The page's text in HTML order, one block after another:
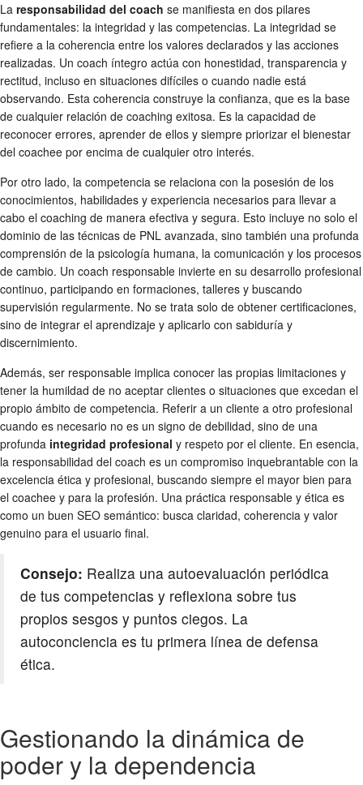
La responsabilidad del coach se manifiesta en dos pilares
fundamentales: la integridad y las competencias. La integridad se
refiere a la coherencia entre los valores declarados y las acciones
realizadas. Un coach íntegro actúa con honestidad, transparencia y
rectitud, incluso en situaciones difíciles o cuando nadie está
observando. Esta coherencia construye la confianza, que es la base
de cualquier relación de coaching exitosa. Es la capacidad de
reconocer errores, aprender de ellos y siempre priorizar el bienestar
del coachee por encima de cualquier otro interés.
Por otro lado, la competencia se relaciona con la posesión de los
conocimientos, habilidades y experiencia necesarios para llevar a
cabo el coaching de manera efectiva y segura. Esto incluye no solo el
dominio de las técnicas de PNL avanzada, sino también una profunda
comprensión de la psicología humana, la comunicación y los procesos
de cambio. Un coach responsable invierte en su desarrollo profesional
continuo, participando en formaciones, talleres y buscando
supervisión regularmente. No se trata solo de obtener certificaciones,
sino de integrar el aprendizaje y aplicarlo con sabiduría y
discernimiento.
Además, ser responsable implica conocer las propias limitaciones y
tener la humildad de no aceptar clientes o situaciones que excedan el
propio ámbito de competencia. Referir a un cliente a otro profesional
cuando es necesario no es un signo de debilidad, sino de una
profunda integridad profesional y respeto por el cliente. En esencia,
la responsabilidad del coach es un compromiso inquebrantable con la
excelencia ética y profesional, buscando siempre el mayor bien para
el coachee y para la profesión. Una práctica responsable y ética es
como un buen SEO semántico: busca claridad, coherencia y valor
genuino para el usuario final.
Consejo: Realiza una autoevaluación periódica
de tus competencias y reflexiona sobre tus
propios sesgos y puntos ciegos. La
autoconciencia es tu primera línea de defensa
ética.
Gestionando la dinámica de
poder y la dependencia